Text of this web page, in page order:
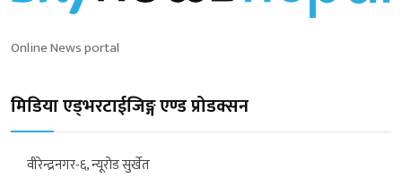
Online News portal
मिडिया एड्भरटाईजिङ्ग एण्ड प्रोडक्सन
वीरेन्द्रनगर-६, न्यूरोड सुर्खेत